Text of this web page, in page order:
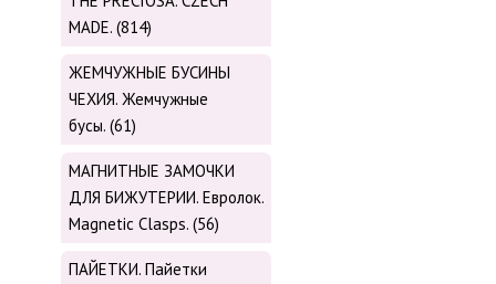
MADE. (814)
ЖЕМЧУЖНЫЕ БУСИНЫ
ЧЕХИЯ. Жемчужные
бусы. (61)
МАГНИТНЫЕ ЗАМОЧКИ
ДЛЯ БИЖУТЕРИИ. Евролок.
Magnetic Сlasps. (56)
ПАЙЕТКИ. Пайетки